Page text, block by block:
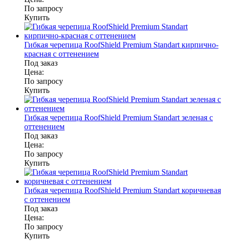
По запросу
Купить
Гибкая черепица RoofShield Premium Standart кирпично-
красная с оттенением
Под заказ
Цена:
По запросу
Купить
Гибкая черепица RoofShield Premium Standart зеленая с
оттенением
Под заказ
Цена:
По запросу
Купить
Гибкая черепица RoofShield Premium Standart коричневая
с оттенением
Под заказ
Цена:
По запросу
Купить